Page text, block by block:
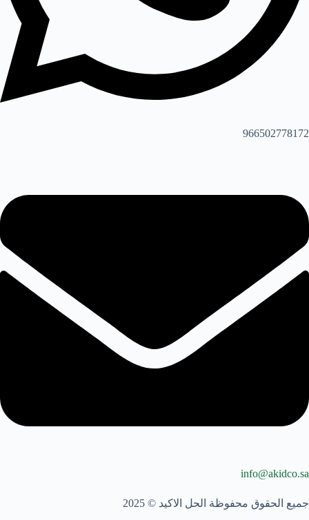
966502778172
info@akidco.sa
جميع الحقوق محفوظة الحل الاكيد © 2025